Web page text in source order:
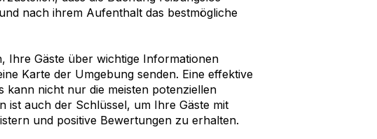
nach ihrem Aufenthalt das bestmögliche
Ihre Gäste über wichtige Informationen
Karte der Umgebung senden. Eine effektive
kann nicht nur die meisten potenziellen
ist auch der Schlüssel, um Ihre Gäste mit
und positive Bewertungen zu erhalten.